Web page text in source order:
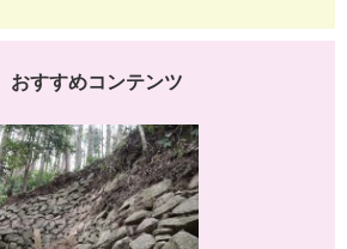
おすすめコンテンツ